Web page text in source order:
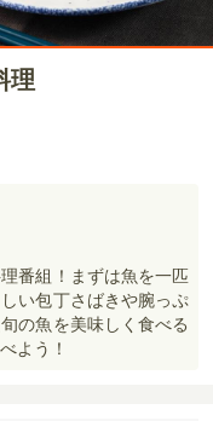
理
番組！まずは魚を一匹
い包丁さばきや腕っぷ
の魚を美味しく食べる
よう！